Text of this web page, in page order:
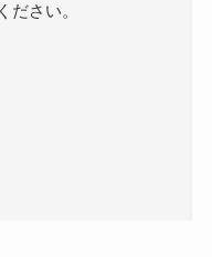
ださい。